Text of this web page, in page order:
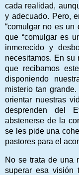
cada realidad,
y adecuado. Pero,
“comulgar no es un
que “comulgar es
inmerecido y
necesitamos. En su
que recibamos
disponiendo
misterio tan
orientar nuestras
desprenden del
abstenerse de la
se les pide una
pastores para el
No se trata de una
superar esa visión